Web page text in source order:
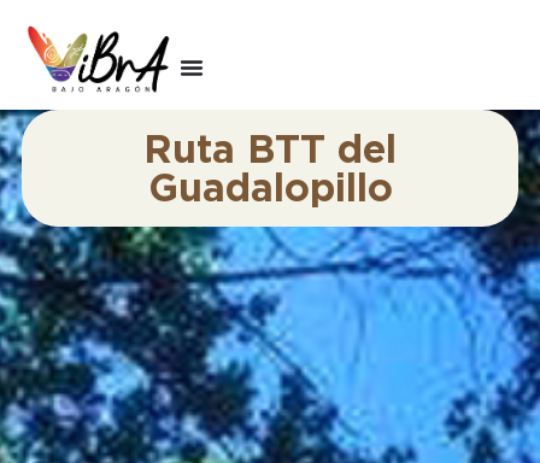
Ruta BTT del
Guadalopillo